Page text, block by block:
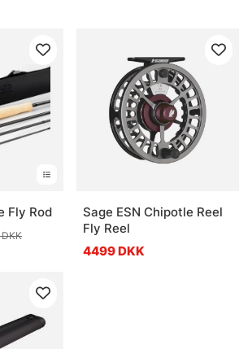
Fly Rod
Sage ESN Chipotle Reel
Fly Reel
4499 DKK